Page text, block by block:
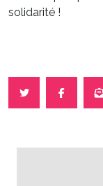
solidarité !